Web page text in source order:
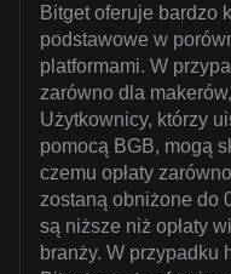
Bitget oferuje bardzo
podstawowe w
platformami. W
zarówno dla
Użytkownicy, którzy
pomocą BGB, mogą
czemu opłaty
zostaną obniżone do
są niższe niż opłaty
branży. W przypadku